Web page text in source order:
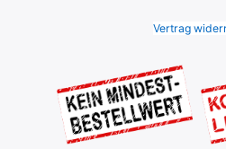
Vertrag